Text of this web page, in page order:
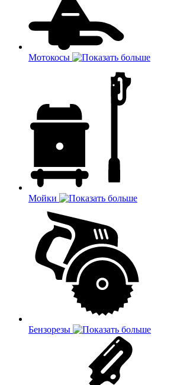
Мотокосы
Мойки
Бензорезы